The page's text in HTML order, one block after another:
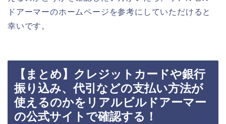
ドアーマーのホームページを参考にしていただけると
幸いです。
【まとめ】クレジットカードや銀行
振り込み、代引などの支払い方法が
使えるのかをリアルビルドアーマー
の公式サイトで確認する！